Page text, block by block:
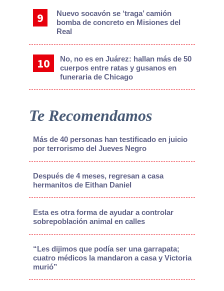
Nuevo socavón se ‘traga’ camión
bomba de concreto en Misiones del
Real
No, no es en Juárez: hallan más de 50
cuerpos entre ratas y gusanos en
funeraria de Chicago
Te Recomendamos
Más de 40 personas han testificado en juicio
por terrorismo del Jueves Negro
Después de 4 meses, regresan a casa
hermanitos de Eithan Daniel
Esta es otra forma de ayudar a controlar
sobrepoblación animal en calles
“Les dijimos que podía ser una garrapata;
cuatro médicos la mandaron a casa y Victoria
murió”